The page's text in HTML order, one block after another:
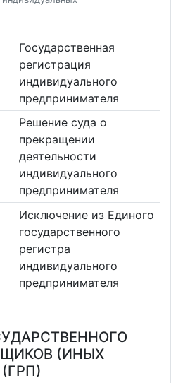
Государственная
регистрация
индивидуального
предпринимателя
Решение суда о
прекращении
деятельности
индивидуального
предпринимателя
Исключение из Единого
государственного
регистра
индивидуального
предпринимателя
(ИНЫХ